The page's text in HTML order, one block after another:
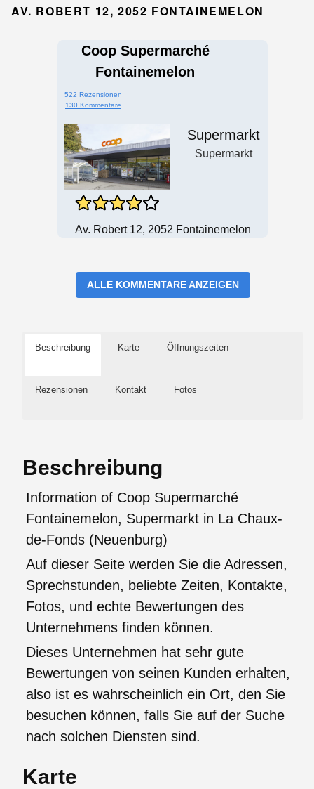
AV. ROBERT 12, 2052 FONTAINEMELON
Coop Supermarché
Fontainemelon
522 Rezensionen
130 Kommentare
Supermarkt
Supermarkt
Av. Robert 12, 2052 Fontainemelon
ALLE KOMMENTARE ANZEIGEN
Beschreibung Karte Öffnungszeiten
Rezensionen Kontakt Fotos
Beschreibung
Information of Coop Supermarché
Fontainemelon, Supermarkt in La Chaux-
de-Fonds (Neuenburg)
Auf dieser Seite werden Sie die Adressen,
Sprechstunden, beliebte Zeiten, Kontakte,
Fotos, und echte Bewertungen des
Unternehmens finden können.
Dieses Unternehmen hat sehr gute
Bewertungen von seinen Kunden erhalten,
also ist es wahrscheinlich ein Ort, den Sie
besuchen können, falls Sie auf der Suche
nach solchen Diensten sind.
Karte